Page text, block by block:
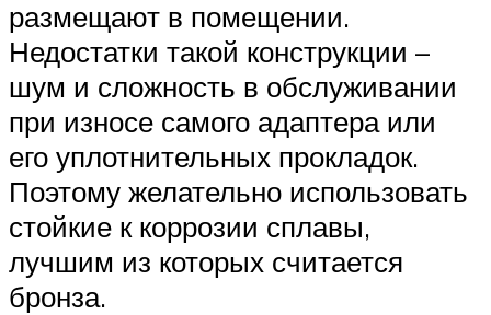
размещают в помещении.
Недостатки такой конструкции –
шум и сложность в обслуживании
при износе самого адаптера или
его уплотнительных прокладок.
Поэтому желательно использовать
стойкие к коррозии сплавы,
лучшим из которых считается
бронза.